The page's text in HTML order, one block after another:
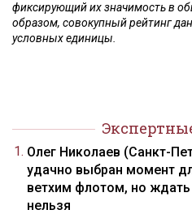
фиксирующий их значимость в
образом, совокупный рейтинг
условных единицы.
Олег Николаев (Санкт-
удачно выбран момент
ветхим флотом, но
нельзя